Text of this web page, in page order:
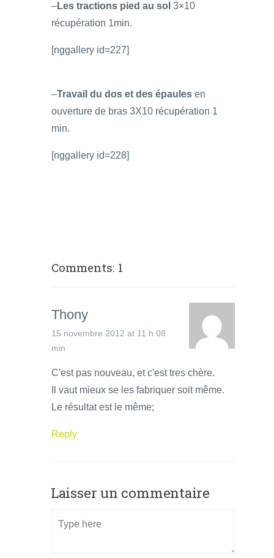
–Les tractions pied au sol 3×10
récupération 1min.
[nggallery id=227]
–Travail du dos et des épaules en
ouverture de bras 3X10 récupération 1
min.
[nggallery id=228]
Comments: 1
Thony
15 novembre 2012 at 11 h 08
min
C'est pas nouveau, et c'est tres chère.
Il vaut mieux se les fabriquer soit même.
Le résultat est le même;
Reply
Laisser un commentaire